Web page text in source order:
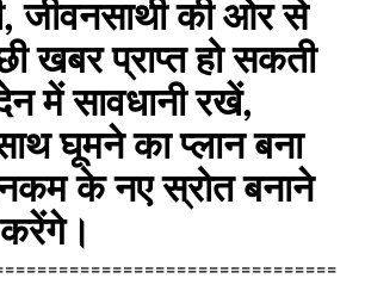
जीवनसाथी की ओर से
खबर प्राप्त हो सकती
में सावधानी रखें,
घूमने का प्लान बना
के नए स्रोत बनाने